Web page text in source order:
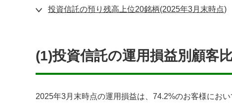
投資信託の預り残高上位20銘柄(2025年3月末時点)
(1)投資信託の運用損益別顧客
2025年3月末時点の運用損益は、74.2%のお客様におい